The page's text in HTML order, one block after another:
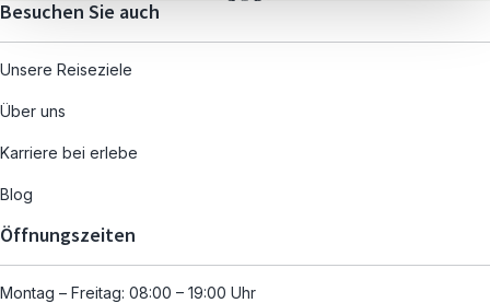
Besuchen Sie auch
Unsere Reiseziele
Über uns
Karriere bei erlebe
Blog
Öffnungszeiten
Montag – Freitag: 08:00 – 19:00 Uhr